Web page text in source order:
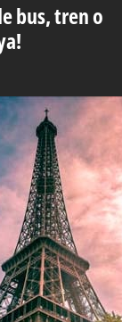
bus, tren o